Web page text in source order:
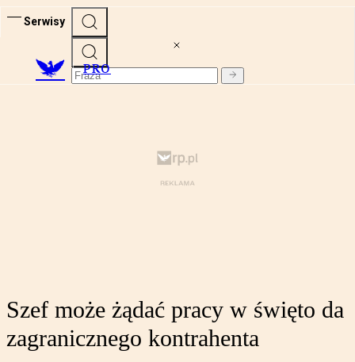
Serwisy
PRO
Szef może żądać pracy w święto da
zagranicznego kontrahenta